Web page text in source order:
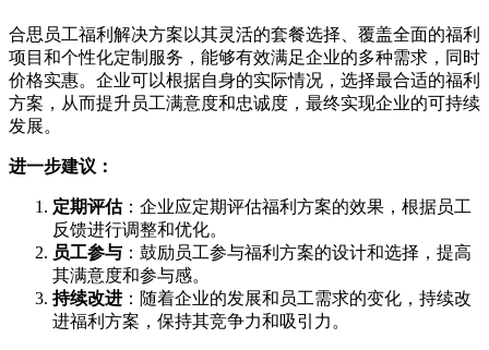
合思员工福利解决方案以其灵活的套餐选择、覆盖全面的福利
项目和个性化定制服务，能够有效满足企业的多种需求，同时
价格实惠。企业可以根据自身的实际情况，选择最合适的福利
方案，从而提升员工满意度和忠诚度，最终实现企业的可持续
发展。
进一步建议：
定期评估：企业应定期评估福利方案的效果，根据员工
反馈进行调整和优化。
员工参与 ：鼓励员工参与福利方案的设计和选择，提高
其满意度和参与感。
持续改进 ：随着企业的发展和员工需求的变化，持续改
进福利方案，保持其竞争力和吸引力。